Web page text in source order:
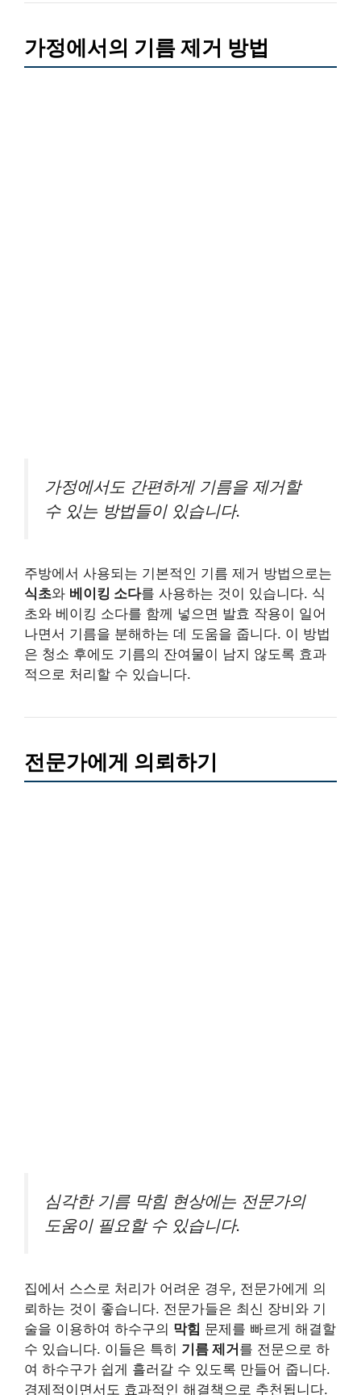
가정에서의 기름 제거 방법
가정에서도 간편하게 기름을 제거할
수 있는 방법들이 있습니다.
주방에서 사용되는 기본적인 기름 제거 방법으로는
식초와 베이킹 소다를 사용하는 것이 있습니다. 식
초와 베이킹 소다를 함께 넣으면 발효 작용이 일어
나면서 기름을 분해하는 데 도움을 줍니다. 이 방법
은 청소 후에도 기름의 잔여물이 남지 않도록 효과
적으로 처리할 수 있습니다.
전문가에게 의뢰하기
심각한 기름 막힘 현상에는 전문가의
도움이 필요할 수 있습니다.
집에서 스스로 처리가 어려운 경우, 전문가에게 의
뢰하는 것이 좋습니다. 전문가들은 최신 장비와 기
술을 이용하여 하수구의 막힘 문제를 빠르게 해결할
수 있습니다. 이들은 특히 기름 제거를 전문으로 하
여 하수구가 쉽게 흘러갈 수 있도록 만들어 줍니다.
경제적이면서도 효과적인 해결책으로 추천됩니다.